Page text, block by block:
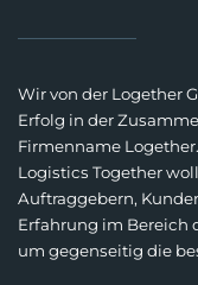
Wir von der Logether
Erfolg in der
Firmenname
Logistics Together
Auftraggebern,
Erfahrung im Bereich
um gegenseitig die